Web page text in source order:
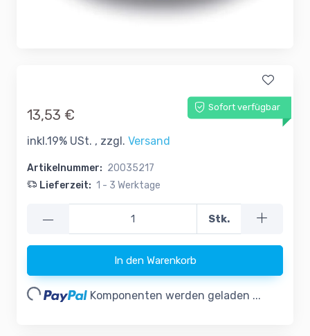
Sofort verfügbar
13,53 €
inkl.19% USt. , zzgl. Versand
Artikelnummer: 20035217
Lieferzeit: 1 - 3 Werktage
— Stk.
In den Warenkorb
Komponenten werden geladen ...